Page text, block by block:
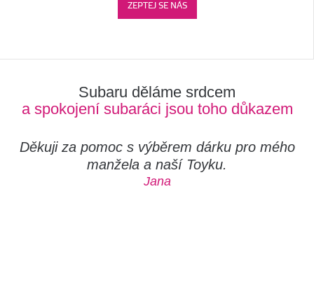
ZEPTEJ SE NÁS
Subaru děláme srdcem
a spokojení subaráci jsou toho důkazem
Děkuji za pomoc s výběrem dárku pro mého
manžela a naší Toyku.
Jana